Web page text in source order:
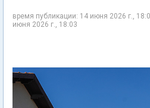
время публикации: 14 июня 2026 г.,
июня 2026 г., 18:03